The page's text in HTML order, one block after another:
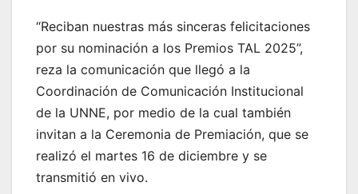
“Reciban nuestras más sinceras felicitaciones
por su nominación a los Premios TAL 2025”,
reza la comunicación que llegó a la
Coordinación de Comunicación Institucional
de la UNNE, por medio de la cual también
invitan a la Ceremonia de Premiación, que se
realizó el martes 16 de diciembre y se
transmitió en vivo.